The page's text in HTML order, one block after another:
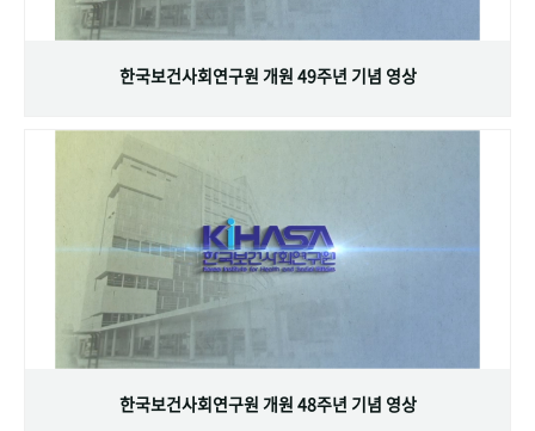
성과 50선 숫자로 보는 50년
VR 역사관
한국보건사회연구원 개원 49주년 기념 영상
한국보건사회연구원 개원 48주년 기념 영상